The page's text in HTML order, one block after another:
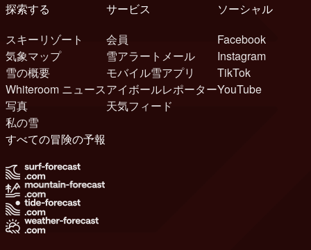
探索する
スキーリゾート
気象マップ
雪の概要
Whiteroom ニュース
写真
私の雪
サービス
会員
雪アラートメール
モバイル雪アプリ
アイボールレポーター
天気フィード
ソーシャル
Facebook
Instagram
TikTok
YouTube
すべての冒険の予報